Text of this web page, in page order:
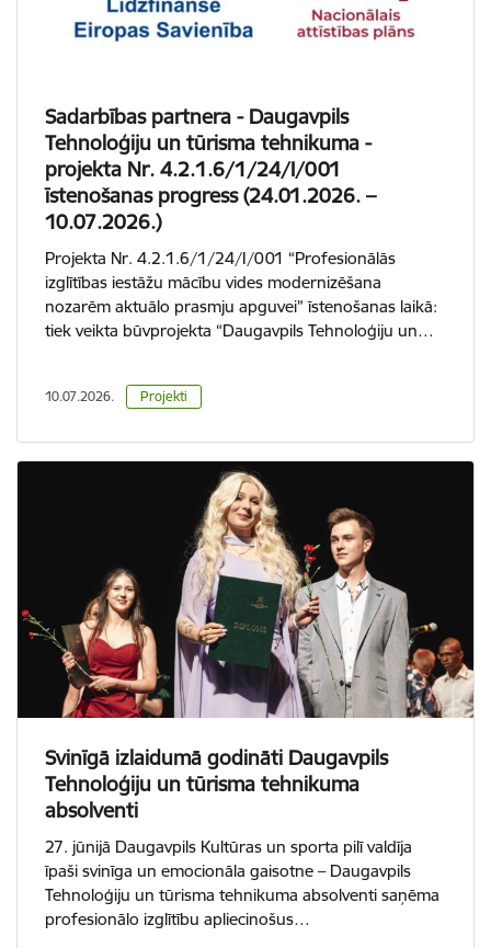
Sadarbības partnera - Daugavpils
Tehnoloģiju un tūrisma tehnikuma -
projekta Nr. 4.2.1.6/1/24/I/001
īstenošanas progress (24.01.2026. –
10.07.2026.)
Projekta Nr. 4.2.1.6/1/24/I/001 “Profesionālās
izglītības iestāžu mācību vides modernizēšana
nozarēm aktuālo prasmju apguvei” īstenošanas laikā:
tiek veikta būvprojekta “Daugavpils Tehnoloģiju un…
10.07.2026. Projekti
Svinīgā izlaidumā godināti Daugavpils
Tehnoloģiju un tūrisma tehnikuma
absolventi
27. jūnijā Daugavpils Kultūras un sporta pilī valdīja
īpaši svinīga un emocionāla gaisotne – Daugavpils
Tehnoloģiju un tūrisma tehnikuma absolventi saņēma
profesionālo izglītību apliecinošus…